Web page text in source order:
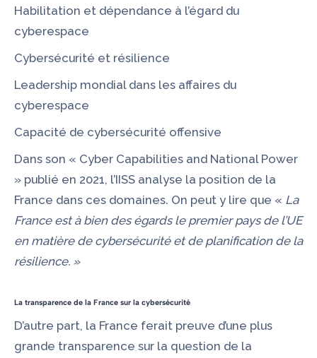
Habilitation et dépendance à l’égard du
cyberespace
Cybersécurité et résilience
Leadership mondial dans les affaires du
cyberespace
Capacité de cybersécurité offensive
Dans son « Cyber Capabilities and National Power
» publié en 2021, l’IISS analyse la position de la
France dans ces domaines. On peut y lire que « La
France est à bien des égards le premier pays de l’UE
en matière de cybersécurité et de planification de la
résilience. »
La transparence de la France sur la cybersécurité
D’autre part, la France ferait preuve d’une plus
grande transparence sur la question de la